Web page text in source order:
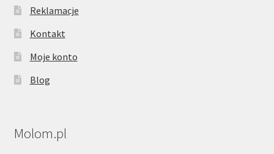
Reklamacje
Kontakt
Moje konto
Blog
Molom.pl